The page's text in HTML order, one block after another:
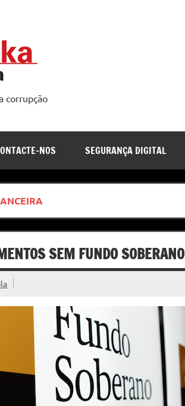
corrupção
NOS SEGURANÇA DIGITAL
SEM FUNDO SOBERANO